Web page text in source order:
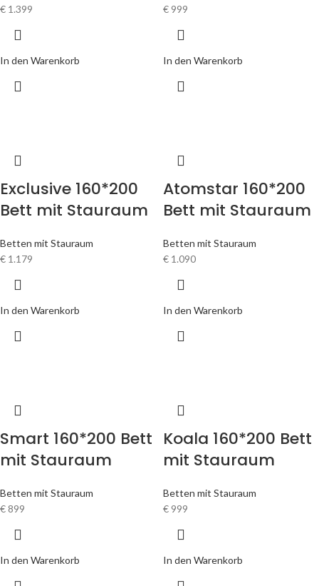
€ 1.399
In den Warenkorb
€ 999
In den Warenkorb
Exclusive 160*200
Bett mit Stauraum
Betten mit Stauraum
€ 1.179
In den Warenkorb
Atomstar 160*200
Bett mit Stauraum
Betten mit Stauraum
€ 1.090
In den Warenkorb
Smart 160*200 Bett
mit Stauraum
Betten mit Stauraum
€899
In den Warenkorb
Koala 160*200 Bett
mit Stauraum
Betten mit Stauraum
€ 999
In den Warenkorb